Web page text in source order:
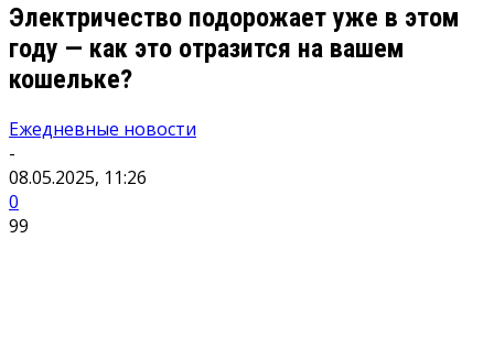
Электричество подорожает уже в этом
году — как это отразится на вашем
кошельке?
Ежедневные новости
-
08.05.2025, 11:26
0
99